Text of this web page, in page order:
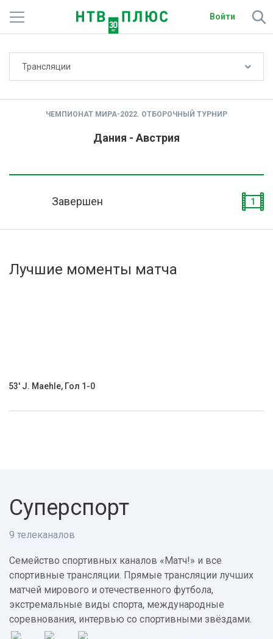
Войти
Активировать промокод
Трансляции
ЧЕМПИОНАТ МИРА-2022. ОТБОРОЧНЫЙ ТУРНИР
Дания - Австрия
Завершен 1
Лучшие моменты матча
53' J. Maehle, Гол 1-0
Суперспорт
9 телеканалов
Семейство спортивных каналов «Матч!» и все
спортивные трансляции. Прямые трансляции лучших
матчей мирового и отечественного футбола,
экстремальные виды спорта, международные
соревнования, интервью со спортивными звёздами.